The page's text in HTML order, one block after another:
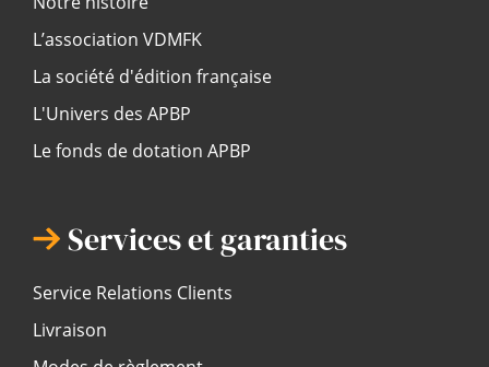
L’association VDMFK
La société d'édition française
L'Univers des APBP
Le fonds de dotation APBP
Services et garanties
Service Relations Clients
Livraison